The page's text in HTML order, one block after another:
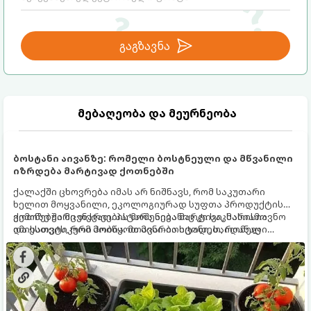
გაგზავნა
მებაღეობა და მეურნეობა
ბოსტანი აივანზე: რომელი ბოსტნეული და მწვანილი
იზრდება მარტივად ქოთნებში
ქალაქში ცხოვრება იმას არ ნიშნავს, რომ საკუთარი
ხელით მოყვანილი, ეკოლოგიურად სუფთა პროდუქტის
გემოზე უარი თქვათ. პატარა აივანიც კი საკმარისია
იმისათვის, რომ მოიწყოთ მინი-ბოსტანი, საიდანაც
ყოველდღიურად ახალ, არომატულ მწვანილსა და
ბოსტნეულს მოკრეფთ.
ქოთნებში მცენარეების მოშენება მარტივი, სასიამოვნო
და ესთეტიკური ჰობია. მთავარია იცოდეთ, რომელი
კულტურები ეგუებიან ქოთნის პირობებს ყველაზე კარგად
და როგორ მოუაროთ მათ სწორად.